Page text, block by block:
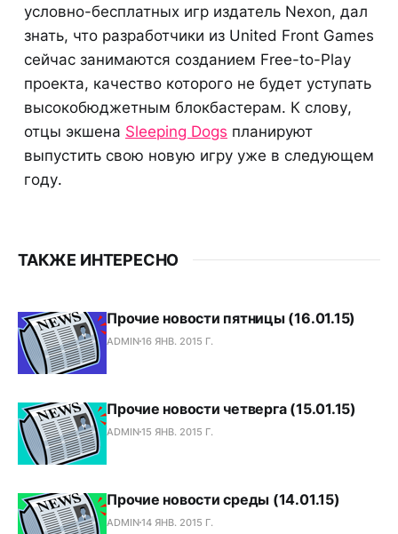
условно-бесплатных игр издатель Nexon, дал
знать, что разработчики из United Front Games
сейчас занимаются созданием Free-to-Play
проекта, качество которого не будет уступать
высокобюджетным блокбастерам. К слову,
отцы экшена Sleeping Dogs планируют
выпустить свою новую игру уже в следующем
году.
ТАКЖЕ ИНТЕРЕСНО
Прочие новости пятницы (16.01.15)
ADMIN16 ЯНВ. 2015 Г.
Прочие новости четверга (15.01.15)
ADMIN15 ЯНВ. 2015 Г.
Прочие новости среды (14.01.15)
ADMIN14 ЯНВ. 2015 Г.